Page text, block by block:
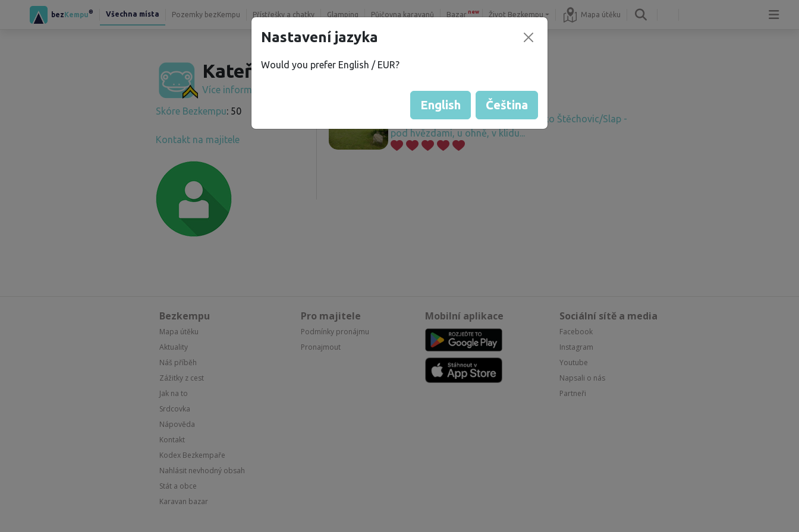
bezKempu® Všechna místa Pozemky bezKempu Přístřešky a chatky Glamping Půjčovna karavanů Bazar new Život Bezkempu Mapa útěku
Kateřina H.
Více informací
Skóre Bezkempu: 50
Kontakt na majitele
Zahrada ve Šlemíně u Vltavy nedaleko Štěchovic/Slap -
pod hvězdami, u ohně, v klidu...
Bezkempu
Mapa útěku
Aktuality
Náš příběh
Zážitky z cest
Jak na to
Srdcovka
Nápověda
Kontakt
Kodex Bezkempaře
Nahlásit nevhodný obsah
Stát a obce
Karavan bazar
Pro majitele
Podmínky pronájmu
Pronajmout
Mobilní aplikace Sociální sítě a media
Facebook
Instagram
Youtube
Napsali o nás
Partneři
Nastavení jazyka
Would you prefer English / EUR?
English Čeština